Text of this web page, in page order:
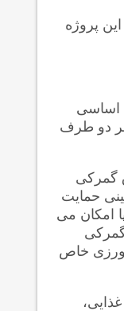
پروژه
تجارت اروپا از 14 ژوئن 2013 «کاهش اساسی
دو طرف
13% است. این حقوق گمرکی
حمایت
امکان می
گمرکی
خاص